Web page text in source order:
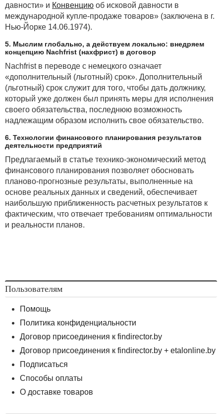
давности» и Конвенцию об исковой давности в
международной купле-продаже товаров» (заключена в г.
Нью-Йорке 14.06.1974).
5. Мыслим глобально, а действуем локально: внедряем
концепцию Nachfrist (нахфрист) в договор
Nachfrist в переводе с немецкого означает
«дополнительный (льготный) срок». Дополнительный
(льготный) срок служит для того, чтобы дать должнику,
который уже должен был принять меры для исполнения
своего обязательства, последнюю возможность
надлежащим образом исполнить свое обязательство.
6. Технологии финансового планирования результатов
деятельности предприятий
Предлагаемый в статье технико-экономический метод
финансового планирования позволяет обосновать
планово-прогнозные результаты, выполненные на
основе реальных данных и сведений, обеспечивает
наибольшую приближенность расчетных результатов к
фактическим, что отвечает требованиям оптимальности
и реальности планов.
Пользователям
Помощь
Политика конфиденциальности
Договор присоединения к findirector.by
Договор присоединения к findirector.by + etalonline.by
Подписаться
Способы оплаты
О доставке товаров